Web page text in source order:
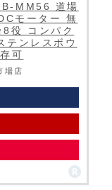
MM56 道場
モーター 無
役 コンパク
テンレスボウ
可
場店